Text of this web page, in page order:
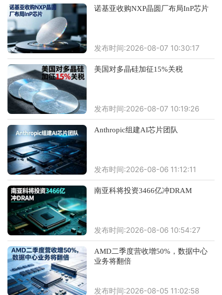
诺基亚收购NXP晶圆厂布局InP芯片
发布时间:2026-08-07 10:30:17
美国对多晶硅加征15%关税
发布时间:2026-08-07 10:19:26
Anthropic组建AI芯片团队
发布时间:2026-08-06 11:12:11
南亚科将投资3466亿冲DRAM
发布时间:2026-08-06 10:54:27
AMD二季度营收增50%，数据中心
业务将翻倍
发布时间:2026-08-05 11:02:58